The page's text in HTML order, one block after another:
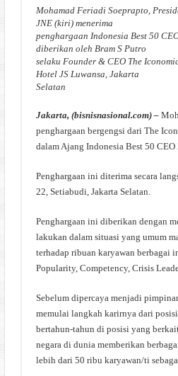
Mohamad Feriadi Soeprapto,
JNE (kiri) menerima
penghargaan Indonesia Best 50
diberikan oleh Bram S Putro
selaku Founder & CEO The
Hotel JS Luwansa, Jakarta
Selatan
Jakarta, (bisnisnasional.com) –
penghargaan bergengsi dari The
dalam Ajang Indonesia Best 50
Penghargaan ini diterima secara
22, Setiabudi, Jakarta Selatan.
Penghargaan ini diberikan dengan
lakukan dalam situasi yang umum
terhadap ribuan karyawan berbagai
Popularity, Competency, Crisis
Sebelum dipercaya menjadi
memulai langkah karirnya dari
bertahun-tahun di posisi yang
negara di dunia memberikan
lebih dari 50 ribu karyawan/ti